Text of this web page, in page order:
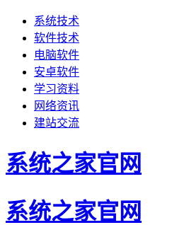
系统技术
软件技术
电脑软件
安卓软件
学习资料
网络资讯
建站交流
系统之家官网
系统之家官网